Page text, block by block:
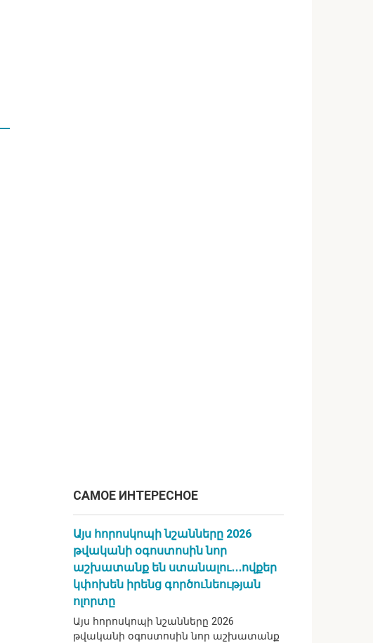
САМОЕ ИНТЕРЕСНОЕ
Այս հորոսկոպի նշանները 2026
թվականի օգոստոսին նոր
աշխատանք են ստանալու․․․ովքեր
կփոխեն իրենց գործունեության
ոլորտը
Այս հորոսկոպի նշանները 2026
թվականի օգոստոսին նոր աշխատանք